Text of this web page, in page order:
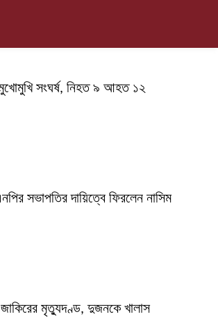
সংঘর্ষ, নিহত ৯ আহত ১২
সভাপতির দায়িত্বে ফিরলেন নাসিম
জাকিরের মৃত্যুদণ্ড, দুজনকে খালাস